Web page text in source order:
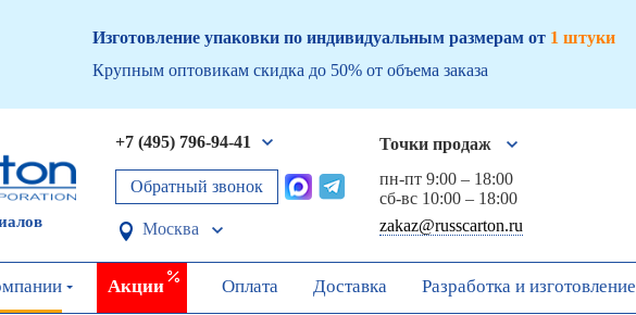
Изготовление упаковки по индивидуальным размерам от 1 штуки
Крупным оптовикам скидка до 50% от объема заказа
+7 (495) 796-94-41
Обратный звонок
Москва
Точки продаж
пн-пт 9:00 – 18:00
сб-вс 10:00 – 18:00
zakaz@russcarton.ru
Акции Оплата Доставка Разработка и изготовление